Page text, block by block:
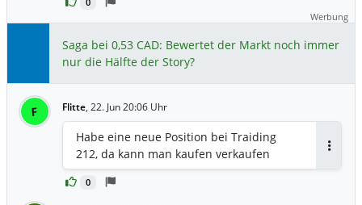
0
Werbung
Saga bei 0,53 CAD: Bewertet der Markt noch immer
nur die Hälfte der Story?
F Flitte, 22. Jun 20:06 Uhr
0
Habe eine neue Position bei Traiding
212, da kann man kaufen verkaufen